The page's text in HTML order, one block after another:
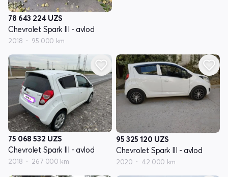
78 643 224 UZS
Chevrolet Spark III - avlod
2018 95 000 km
75 068 532 UZS
Chevrolet Spark III - avlod
2018 267 000 km
95 325 120 UZS
Chevrolet Spark III - avlod
2020 42 000 km